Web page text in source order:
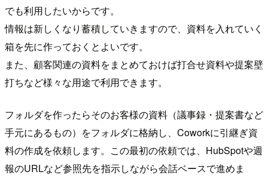
でも利用したいからです。
情報は新しくなり蓄積していきますので、資料を入れていく
箱を先に作っておくとよいです。
また、顧客関連の資料をまとめておけば打合せ資料や提案壁
打ちなど様々な用途で利用できます。
フォルダを作ったらそのお客様の資料（議事録・提案書など
手元にあるもの）をフォルダに格納し、Coworkに引継ぎ資
料の作成を依頼します。この最初の依頼では、HubSpotや週
報のURLなど参照先を指示しながら会話ベースで進めま